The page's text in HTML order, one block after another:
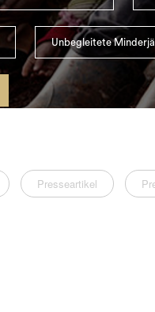
Unbegleitete
Presseartikel